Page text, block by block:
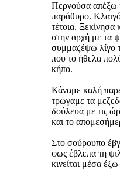
Περνούσα απέξω
παράθυρο.
τέτοια. Ξεκίνησα
στην αρχή με τα
συμμαζέψω λίγο
που το ήθελα
κήπο.
Κάναμε καλή
τρώγαμε τα
δούλευα με τις
και το
Στο σούρουπο
φως έβλεπα τη
κινείται μέσα